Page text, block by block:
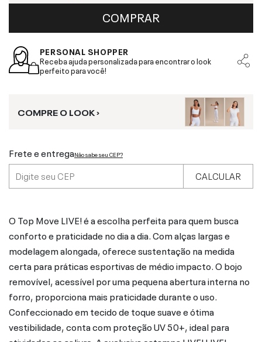
COMPRAR
PERSONAL SHOPPER
Receba ajuda personalizada para encontrar o look
perfeito para você!
COMPRE O LOOK ›
Frete e entregaNão sabe seu CEP?
CALCULAR
O Top Move LIVE! é a escolha perfeita para quem busca
conforto e praticidade no dia a dia. Com alças largas e
modelagem alongada, oferece sustentação na medida
certa para práticas esportivas de médio impacto. O bojo
removível, acessível por uma pequena abertura interna no
forro, proporciona mais praticidade durante o uso.
Confeccionado em tecido de toque suave e ótima
vestibilidade, conta com proteção UV 50+, ideal para